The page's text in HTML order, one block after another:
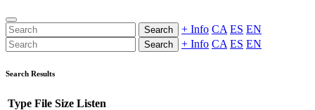
Search + Info CA ES EN
Search + Info CA ES EN
Search Results
Type File Size Listen